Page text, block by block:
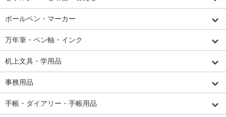
ボールペン・マーカー
万年筆・ペン軸・インク
机上文具・学用品
事務用品
手帳・ダイアリー・手帳用品